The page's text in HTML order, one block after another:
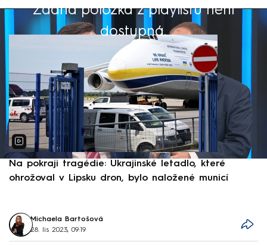
Žádná položka z playlistu není
dostupná.
Výběr redakce
Na pokraji tragédie: Ukrajinské letadlo, které
ohrožoval v Lipsku dron, bylo naložené municí
Michaela Bartošová
28. lis 2023, 09:19